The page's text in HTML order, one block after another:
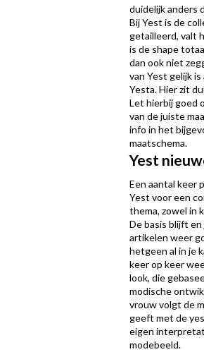
duidelijk anders
Bij Yest is de
getailleerd, valt
is de shape
dan ook niet
van Yest gelijk is
Yesta. Hier zit
Let hierbij goed
van de juiste
info in het
maatschema.
Yest
Een aantal keer
Yest voor een
thema, zowel in
De basis blijft
artikelen weer
hetgeen al in je
keer op keer
look, die
modische
vrouw volgt de
geeft met de
eigen
modebeeld.